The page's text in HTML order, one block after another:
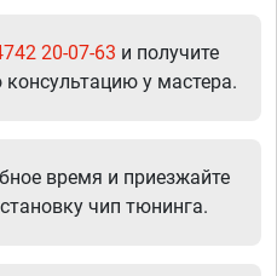
20-07-63 и получите
у мастера.
время и приезжайте
чип тюнинга.